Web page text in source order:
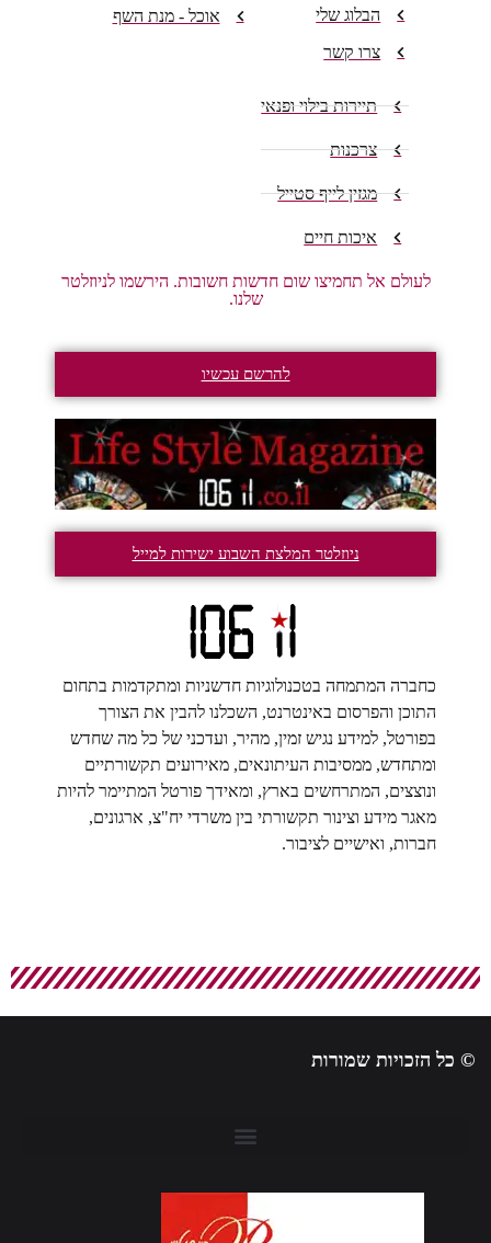
הבלוג שלי
צרו קשר
אוכל - מנת השף
תיירות בילוי ופנאי
צרכנות
מגזין לייף סטייל
איכות חיים
לעולם אל תחמיצו שום חדשות חשובות. הירשמו לניוזלטר
שלנו.
להרשם עכשיו
ניוזלטר המלצת השבוע ישירות למייל
כחברה המתמחה בטכנולוגיות חדשניות ומתקדמות בתחום
התוכן והפרסום באינטרנט, השכלנו להבין את הצורך
בפורטל, למידע נגיש זמין, מהיר, ועדכני של כל מה שחדש
ומתחדש, ממסיבות העיתונאים, מאירועים תקשורתיים
ונוצצים, המתרחשים בארץ, ומאידך פורטל המתיימר להיות
מאגר מידע וצינור תקשורתי בין משרדי יח"צ, ארגונים,
חברות, ואישיים לציבור.
© כל הזכויות שמורות